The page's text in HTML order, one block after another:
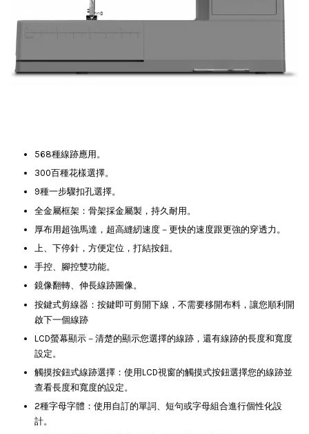
568種線跡應用。
300百種花樣選擇。
9種一步驟扣孔選擇。
全金屬框架：骨架採金屬製，持久耐用。
厚布用超強馬達，超高縫紉速度－更快的速度跟更強的穿透力。
上、下停針，方便定位，打結按鈕。
手控、腳控雙功能。
鏡像翻轉、伸長線跡圖像。
按鍵式剪線器：按鍵即可剪開下線，不需要移開布料，讓您順利開
啟下一個線跡
LCD螢幕顯示－清楚的顯示您選擇的線跡，還有線跡的長度和寬度
設定。
觸摸按鈕式線跡選擇：使用LCD視窗的觸摸式按鈕選擇您的線跡並
查看長度和寬度的設定。
2種字母字體：使用自訂的單詞、短句或字母組合進行個性化設
計。